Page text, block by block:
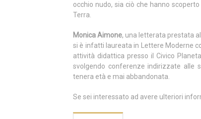
occhio nudo, sia ciò che hanno
Terra.
Monica Aimone, una letterata prestata
si è infatti laureata in Lettere Moderne
attività didattica presso il Civico
svolgendo conferenze indirizzate alle
tenera età e mai abbandonata.
Se sei interessato ad avere ulteriori